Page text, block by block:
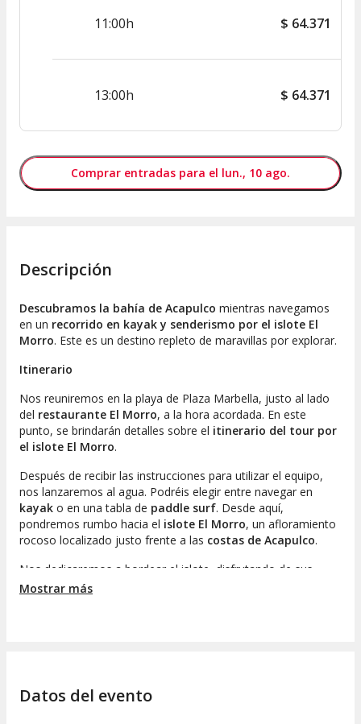
11:00h $ 64.371
13:00h $ 64.371
Comprar entradas para el lun., 10 ago.
Descripción
Descubramos la bahía de Acapulco mientras navegamos
en un recorrido en kayak y senderismo por el islote El
Morro. Este es un destino repleto de maravillas por explorar.
Itinerario
Nos reuniremos en la playa de Plaza Marbella, justo al lado
del restaurante El Morro, a la hora acordada. En este
punto, se brindarán detalles sobre el itinerario del tour por
el islote El Morro.
Después de recibir las instrucciones para utilizar el equipo,
nos lanzaremos al agua. Podréis elegir entre navegar en
kayak o en una tabla de paddle surf. Desde aquí,
pondremos rumbo hacia el islote El Morro, un afloramiento
rocoso localizado justo frente a las costas de Acapulco.
Nos dedicaremos a bordear el islote, disfrutando de sus
hermosos paisajes
Pero la aventura no termina aquí. Si la marea es favorable,
Mostrar más
Datos del evento